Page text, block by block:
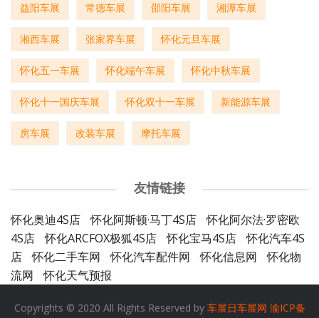
益阳车展 常德车展 邵阳车展 湘潭车展
湘西车展 张家界车展 怀化元旦车展
怀化五一车展 怀化端午车展 怀化中秋车展
怀化十一国庆车展 怀化双十一车展 新能源车展
房车展 改装车展 摩托车展
友情链接
怀化奥迪4S店 怀化阿斯顿·马丁4S店
怀化阿尔法·罗密欧
4S店
怀化ARCFOX极狐4S店 怀化宝马4S店
怀化汽车4S
店
怀化二手车网 怀化汽车配件网 怀化信息网
怀化物
流网
怀化天气预报
Copyrights © 2020 All Rights Reserved by 车展日车展网 渝ICP备